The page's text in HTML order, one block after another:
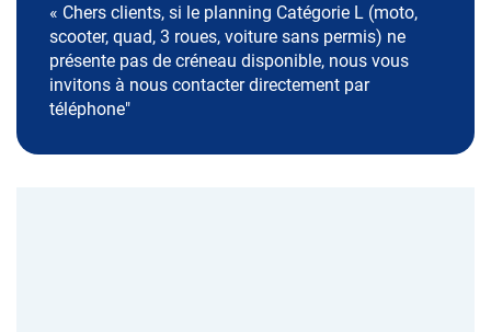
« Chers clients, si le planning Catégorie L (moto,
scooter, quad, 3 roues, voiture sans permis) ne
présente pas de créneau disponible, nous vous
invitons à nous contacter directement par
téléphone"